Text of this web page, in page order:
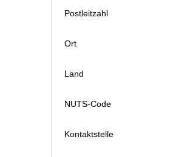
Postleitzahl
Ort
Land
NUTS-Code
Kontaktstelle